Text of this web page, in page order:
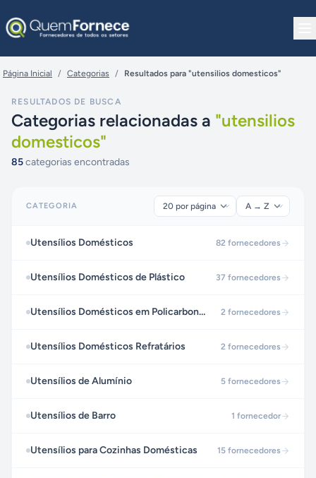
Página Inicial / Categorias / Resultados para "utensilios domesticos"
RESULTADOS DE BUSCA
Categorias relacionadas a "utensilios
domesticos"
85categorias encontradas
CATEGORIA
Utensílios Domésticos 82 fornecedores
Utensílios Domésticos de Plástico 37 fornecedores
Utensílios Domésticos em Policarbonato 2 fornecedores
Utensílios Domésticos Refratários 2 fornecedores
Utensílios de Alumínio 5 fornecedores
Utensílios de Barro 1 fornecedor
Utensílios para Cozinhas Domésticas 15 fornecedores